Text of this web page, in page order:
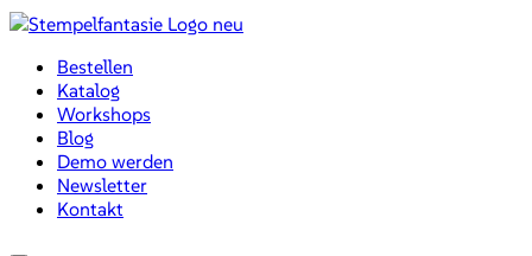
Zum
wechselnBestellen
Katalog
Workshops
Blog
Demo werden
Newsletter
Kontakt